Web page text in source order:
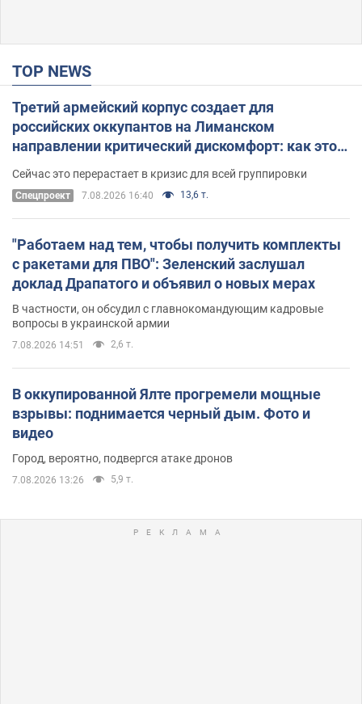
TOP NEWS
Третий армейский корпус создает для
российских оккупантов на Лиманском
направлении критический дискомфорт: как это
удалось
Сейчас это перерастает в кризис для всей группировки
Спецпроект 7.08.2026 16:40 13,6 т.
"Работаем над тем, чтобы получить комплекты
с ракетами для ПВО": Зеленский заслушал
доклад Драпатого и объявил о новых мерах
В частности, он обсудил с главнокомандующим кадровые
вопросы в украинской армии
7.08.2026 14:51 2,6 т.
В оккупированной Ялте прогремели мощные
взрывы: поднимается черный дым. Фото и
видео
Город, вероятно, подвергся атаке дронов
7.08.2026 13:26 5,9 т.